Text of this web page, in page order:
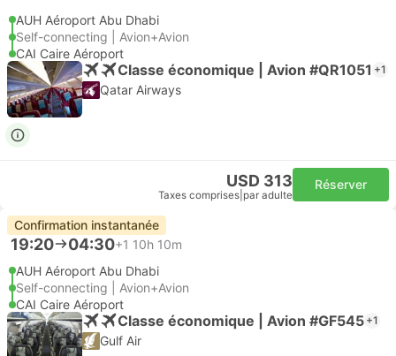
AUH Aéroport Abu Dhabi
Self-connecting | Avion+Avion
CAI Caire Aéroport
Classe économique | Avion #QR1051 +1
Qatar Airways
USD 313
Taxes comprises par adulte
Réserver
Confirmation instantanée
19:20 04:30+1 10h 10m
AUH Aéroport Abu Dhabi
Self-connecting | Avion+Avion
CAI Caire Aéroport
Classe économique | Avion #GF545 +1
Gulf Air